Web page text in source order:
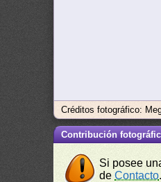
Créditos fotográfico:
Contribución
Si posee
deContacto